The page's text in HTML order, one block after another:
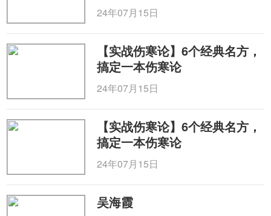
24年07月15日
【实战伤寒论】6个经典名方，
搞定一本伤寒论
24年07月15日
【实战伤寒论】6个经典名方，
搞定一本伤寒论
24年07月15日
吴海霞